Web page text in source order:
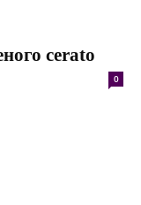
cerato
0